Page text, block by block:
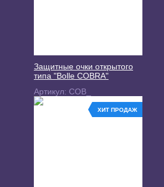
Защитные очки открытого
типа "Bolle COBRA"
Артикул: COB_
ХИТ ПРОДАЖ